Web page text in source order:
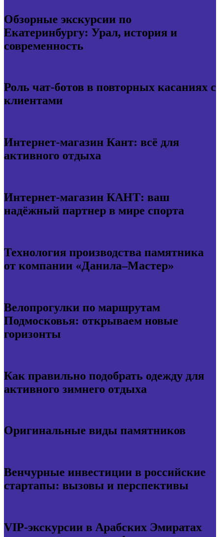
Обзорные экскурсии по
Екатеринбургу: Урал, история и
современность
Роль чат-ботов в повторных касаниях с
клиентами
Интернет-магазин Кант: всё для
активного отдыха
Интернет-магазин КАНТ: ваш
надёжный партнер в мире спорта
Технология производства памятника
от компании «Данила–Мастер»
Велопрогулки по маршрутам
Подмосковья: открываем новые
горизонты
Как правильно подобрать одежду для
активного зимнего отдыха
Оригинальные виды памятников
Венчурные инвестиции в российские
стартапы: вызовы и перспективы
VIP-экскурсии в Арабских Эмиратах